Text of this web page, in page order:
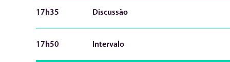
17h35 Discussão
17h50 Intervalo